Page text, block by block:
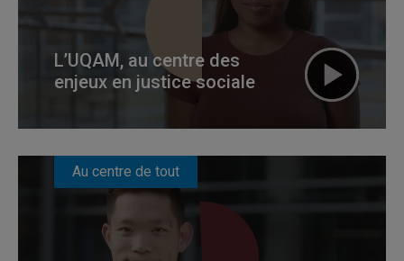
L’UQAM, au centre des
enjeux en justice sociale
Au centre de tout